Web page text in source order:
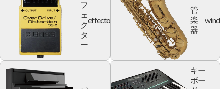
フ
ェ
ク
タ
ー
effector
管
楽
器
wind
キー
ボー